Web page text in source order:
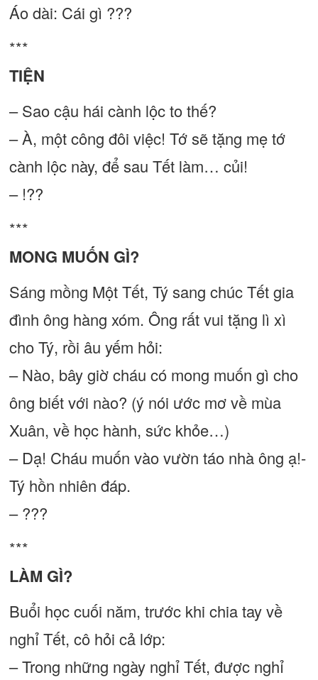
Áo dài: Cái gì ???
***
TIỆN
– Sao cậu hái cành lộc to thế?
– À, một công đôi việc! Tớ sẽ tặng mẹ tớ
cành lộc này, để sau Tết làm… củi!
– !??
***
MONG MUỐN GÌ?
Sáng mồng Một Tết, Tý sang chúc Tết gia
đình ông hàng xóm. Ông rất vui tặng lì xì
cho Tý, rồi âu yếm hỏi:
– Nào, bây giờ cháu có mong muốn gì cho
ông biết với nào? (ý nói ước mơ về mùa
Xuân, về học hành, sức khỏe…)
– Dạ! Cháu muốn vào vườn táo nhà ông ạ!-
Tý hồn nhiên đáp.
– ???
***
LÀM GÌ?
Buổi học cuối năm, trước khi chia tay về
nghỉ Tết, cô hỏi cả lớp:
– Trong những ngày nghỉ Tết, được nghỉ